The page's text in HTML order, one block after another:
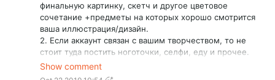
финальную картинку, скетч и другое цветовое
сочетание +предметы на которых хорошо смотрится
ваша иллюстрация/дизайн.
2. Если аккаунт связан с вашим творчеством, то не
стоит туда постить ноготочки, селфи, еду и прочее.
В Сторис постите, но разумно.
3. Иногда бывает, что аудитория не так реагирует на
Show comment